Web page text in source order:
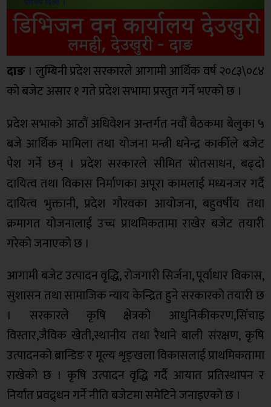
दाङ । लुम्बिनी प्रदेश सरकारले आगामी आर्थिक वर्ष २०८३\०८४
को बजेट असार १ गते प्रदेश सभामा प्रस्तुत गर्ने भएको छ ।
प्रदेश सभाको आठौं अधिवेशन अन्तर्गत नवौं बैठकमा बेलुका ५
बजे आर्थिक मामिला तथा योजना मन्त्री धनेन्द्र कार्कीले बजेट
पेश गर्ने छन् । प्रदेश सरकारले सीमित स्रोतसाधन, बढ्दो
दायित्व तथा विकास निर्माणका अपूरा कामलाई मध्यनजर गर्दै
दायित्व भुक्तानी, प्रदेश गौरवका आयोजना, बहुवर्षीय तथा
क्रमागत योजनालाई उच्च प्राथमिकतामा राखेर बजेट तयारी
गरेको जनाएको छ ।
आगामी बजेट उत्पादन वृद्धि, रोजगारी सिर्जना, पूर्वाधार विकास,
सुशासन तथा सामाजिक न्याय केन्द्रित हुने सरकारको तयारी छ
। सरकारले कृषि क्षेत्रको आधुनिकीकरण,सिँचाइ
विस्तार,जैविक खेती,स्थानीय तथा रैथाने बाली संरक्षण, कृषि
उत्पादनको ब्रान्डिङ र मूल्य शृङ्खला विकासलाई प्राथमिकतामा
राखेको छ । कृषि उत्पादन वृद्धि गर्दै आयात प्रतिस्थापन र
निर्यात प्रवद्र्धन गर्ने नीति बजेटमा समेटिने जनाइएको छ ।